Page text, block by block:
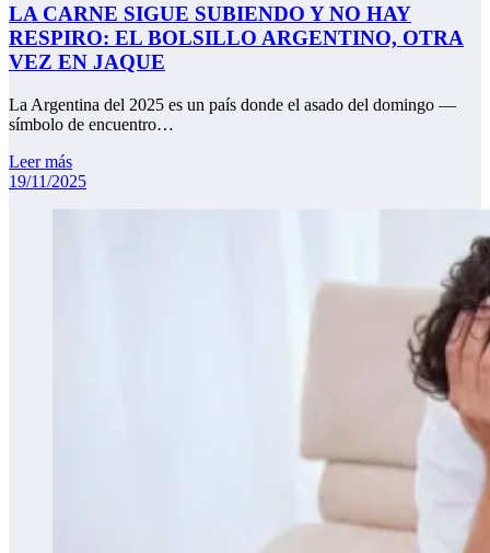
LA CARNE SIGUE SUBIENDO Y NO HAY
RESPIRO: EL BOLSILLO ARGENTINO, OTRA
VEZ EN JAQUE
La Argentina del 2025 es un país donde el asado del domingo —
símbolo de encuentro…
Leer más
19/11/2025